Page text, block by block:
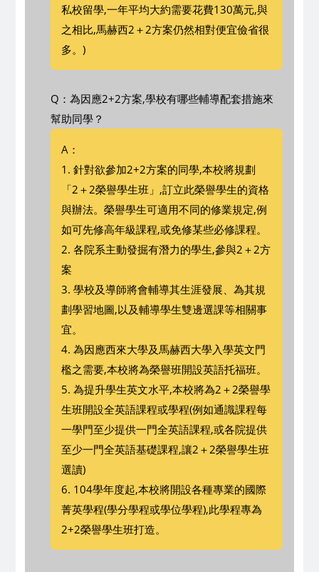
私校留學,一年平均大約需要花費130萬元,與
之相比,馬赫西2＋2方案仍然相對便宜儉省很
多。)
Q：為因應2+2方案,學校有哪些輔導配套措施來
幫助同學？
A：
1. 針對欲參加2+2方案的同學,本校將規劃
「2＋2榮譽學生班」,訂立此榮譽學生的資格
與辦法。榮譽學生可適用不同的修業規定,例
如可先修高年級課程,或免修某些必修課程。
2. 各院系主動發掘有潛力的學生,參與2＋2方
案
3. 學校及導師將會輔導其生涯發展、為其規
劃學習地圖,以及輔導學生雙邊選課等相關事
宜。
4. 為因應西來大學及馬赫西大學入學英文門
檻之需要,本校將為榮譽班開設英語托福班。
5. 為提升學生英文水平,本校將為2＋2榮譽學
生班開設全英語課程或學程(例如通識課程每
一學門至少提供一門全英語課程,或各院提供
至少一門全英語基礎課程,讓2＋2榮譽學生班
選讀)
6. 104學年度起,本校將開設各種專業的國際
菁英學程(學分學程或學位學程),此學程專為
2+2榮譽學生班打造。